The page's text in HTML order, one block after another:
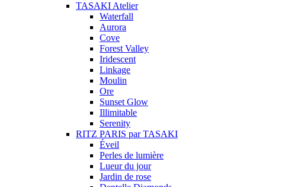
TASAKI Atelier
Waterfall
Aurora
Cove
Forest Valley
Iridescent
Linkage
Moulin
Ore
Sunset Glow
Illimitable
Serenity
RITZ PARIS par TASAKI
Éveil
Perles de lumière
Lueur du jour
Jardin de rose